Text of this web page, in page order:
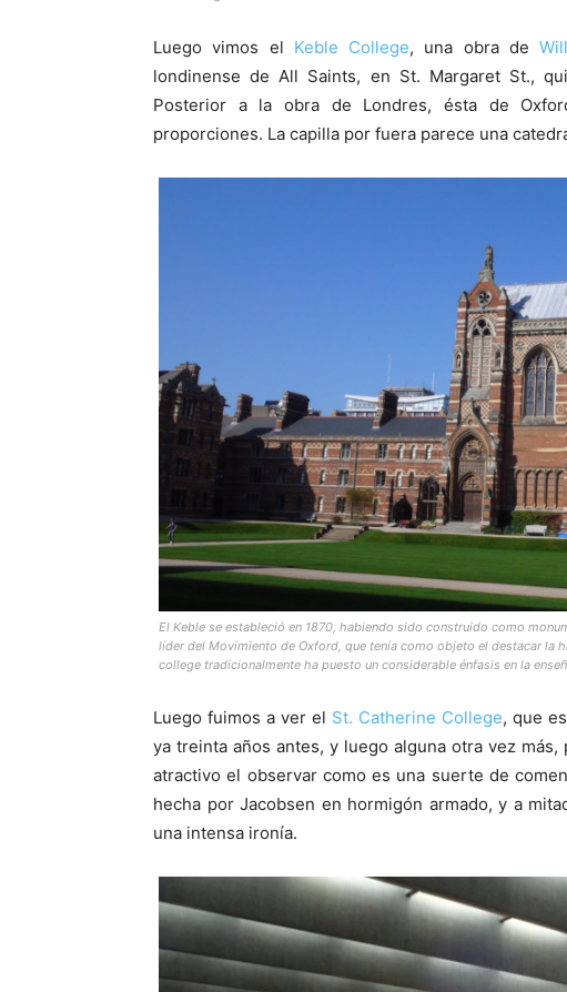
Luego vimos el Keble College, una obra de
londinense de All Saints, en St. Margaret St.,
Posterior a la obra de Londres, ésta de
proporciones. La capilla por fuera parece una
El Keble se estableció en 1870, habiendo sido construido como
líder del Movimiento de Oxford, que tenía como objeto el destacar la
college tradicionalmente ha puesto un considerable énfasis en la
Luego fuimos a ver el St. Catherine College, que
ya treinta años antes, y luego alguna otra vez
atractivo el observar como es una suerte de
hecha por Jacobsen en hormigón armado, y a
una intensa ironía.